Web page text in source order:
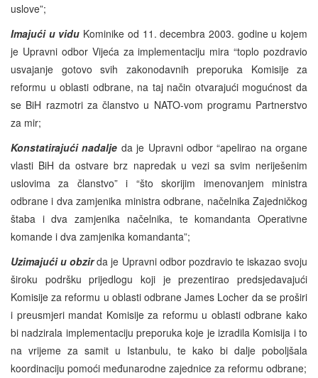
uslove”;
Imajući u vidu Kominike od 11. decembra 2003. godine u kojem
je Upravni odbor Vijeća za implementaciju mira “toplo pozdravio
usvajanje gotovo svih zakonodavnih preporuka Komisije za
reformu u oblasti odbrane, na taj način otvarajući mogućnost da
se BiH razmotri za članstvo u NATO-vom programu Partnerstvo
za mir;
Konstatirajući nadalje da je Upravni odbor “apelirao na organe
vlasti BiH da ostvare brz napredak u vezi sa svim neriješenim
uslovima za članstvo” i “što skorijim imenovanjem ministra
odbrane i dva zamjenika ministra odbrane, načelnika Zajedničkog
štaba i dva zamjenika načelnika, te komandanta Operativne
komande i dva zamjenika komandanta”;
Uzimajući u obzirda je Upravni odbor pozdravio te iskazao svoju
široku podršku prijedlogu koji je prezentirao predsjedavajući
Komisije za reformu u oblasti odbrane James Locher da se proširi
i preusmjeri mandat Komisije za reformu u oblasti odbrane kako
bi nadzirala implementaciju preporuka koje je izradila Komisija i to
na vrijeme za samit u Istanbulu, te kako bi dalje poboljšala
koordinaciju pomoći međunarodne zajednice za reformu odbrane;